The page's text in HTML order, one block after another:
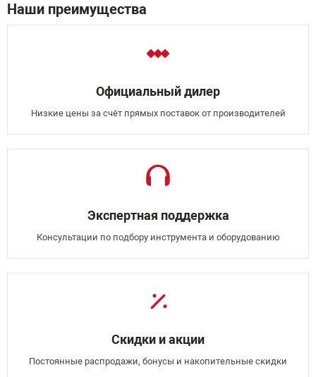
Наши преимущества
Официальный дилер
Низкие цены за счёт прямых поставок от производителей
Экспертная поддержка
Консультации по подбору инструмента и оборудованию
Скидки и акции
Постоянные распродажи, бонусы и накопительные скидки